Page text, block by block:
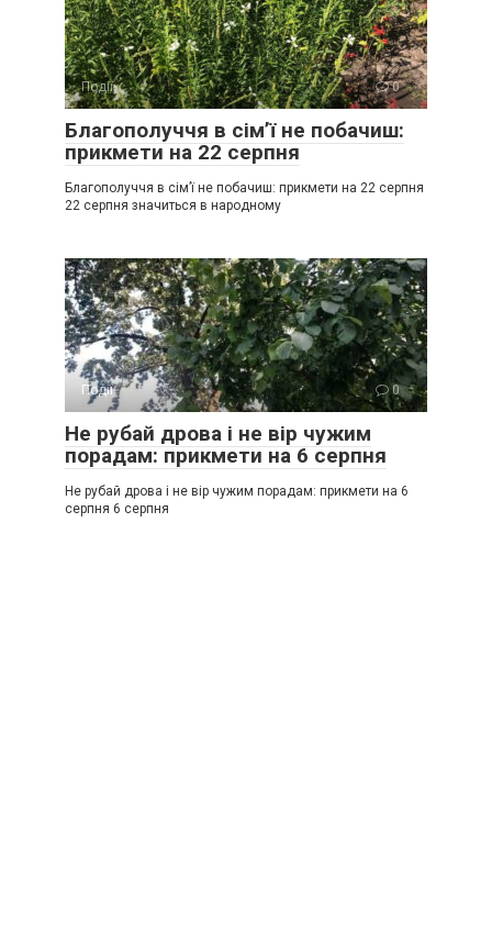
Події 0
Благополуччя в сім’ї не побачиш:
прикмети на 22 серпня
Благополуччя в сім’ї не побачиш: прикмети на 22 серпня
22 серпня значиться в народному
Події 0
Не рубай дрова і не вір чужим
порадам: прикмети на 6 серпня
Не рубай дрова і не вір чужим порадам: прикмети на 6
серпня 6 серпня